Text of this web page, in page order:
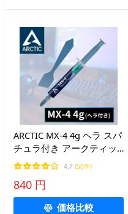
ARCTIC MX-4 4g ヘラ スパ
チュラ付き アークティッ
ク MX4 グリス グリース
熱伝導グリス サーマルコ
ンパウンド ペースト シリ
コングリス CPU 冷却グリ
4.7 (50件)
840 円
価格比較